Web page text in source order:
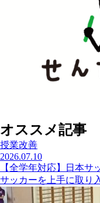
オススメ記事
授業改善
2026.07.10
【全学年対応】日本
サッカーを上手に取り